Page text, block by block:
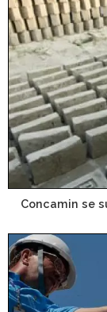
Concamin se